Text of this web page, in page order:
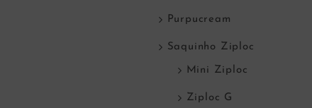
Purpucream
Saquinho Ziploc
Mini Ziploc
Ziploc G